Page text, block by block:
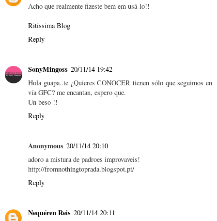
Acho que realmente fizeste bem em usá-lo!!
Ritissima Blog
Reply
SonyMingoss 20/11/14 19:42
Hola guapa..te ¿Quieres CONOCER tienen sólo que seguimos en
vía GFC? me encantan, espero que.
Un beso !!
Reply
Anonymous 20/11/14 20:10
adoro a mistura de padroes improvaveis!
http://fromnothingtoprada.blogspot.pt/
Reply
Nequéren Reis 20/11/14 20:11